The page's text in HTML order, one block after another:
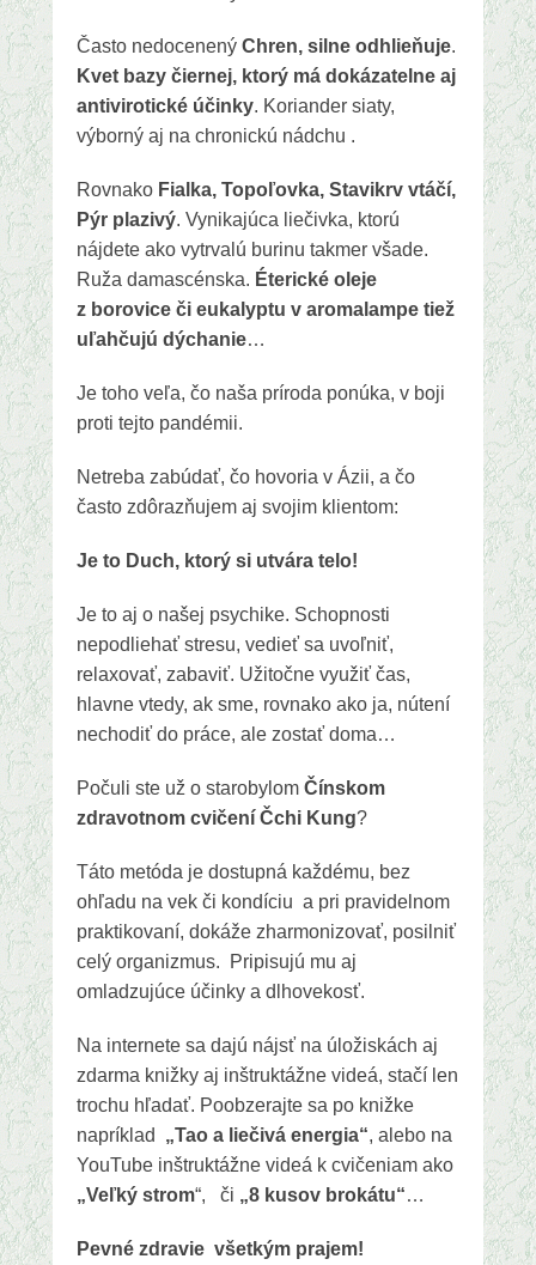
Často nedocenený Chren, silne odhlieňuje.
Kvet bazy čiernej, ktorý má dokázatelne aj
antivirotické účinky. Koriander siaty,
výborný aj na chronickú nádchu .
Rovnako Fialka, Topoľovka, Stavikrv vtáčí,
Pýr plazivý. Vynikajúca liečivka, ktorú
nájdete ako vytrvalú burinu takmer všade.
Ruža damascénska. Éterické oleje
z borovice či eukalyptu v aromalampe tiež
uľahčujú dýchanie…
Je toho veľa, čo naša príroda ponúka, v boji
proti tejto pandémii.
Netreba zabúdať, čo hovoria v Ázii, a čo
často zdôrazňujem aj svojim klientom:
Je to Duch, ktorý si utvára telo!
Je to aj o našej psychike. Schopnosti
nepodliehať stresu, vedieť sa uvoľniť,
relaxovať, zabaviť. Užitočne využiť čas,
hlavne vtedy, ak sme, rovnako ako ja, nútení
nechodiť do práce, ale zostať doma…
Počuli ste už o starobylom Čínskom
zdravotnom cvičení Čchi Kung?
Táto metóda je dostupná každému, bez
ohľadu na vek či kondíciu a pri pravidelnom
praktikovaní, dokáže zharmonizovať, posilniť
celý organizmus. Pripisujú mu aj
omladzujúce účinky a dlhovekosť.
Na internete sa dajú nájsť na úložiskách aj
zdarma knižky aj inštruktážne videá, stačí len
trochu hľadať. Poobzerajte sa po knižke
napríklad „Tao a liečivá energia“, alebo na
YouTube inštruktážne videá k cvičeniam ako
„Veľký strom“, či „8 kusov brokátu“…
Pevné zdravie všetkým prajem!